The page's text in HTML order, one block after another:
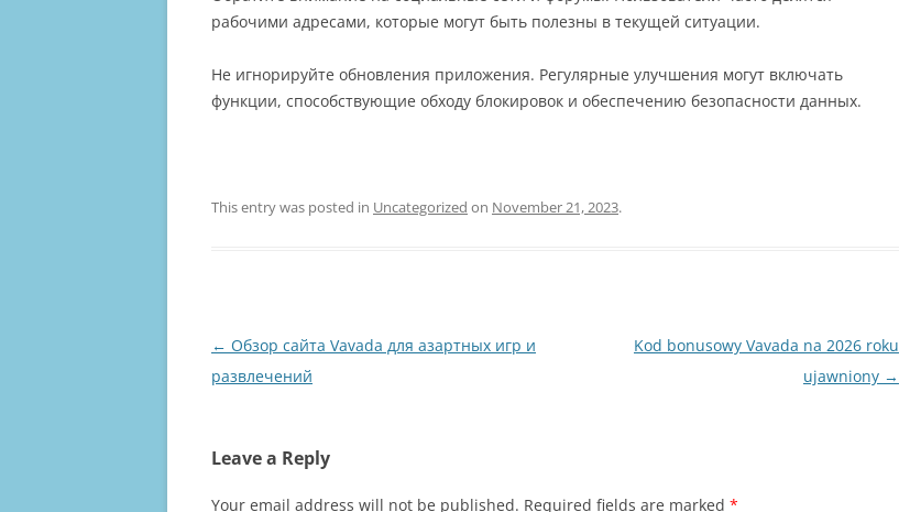
рабочими адресами, которые могут быть полезны в текущей ситуации.
Не игнорируйте обновления приложения. Регулярные улучшения могут включать
функции, способствующие обходу блокировок и обеспечению безопасности данных.
This entry was posted in Uncategorized on November 21, 2023.
Post
navigation
← Обзор сайта Vavada для азартных игр и
развлечений
Kod bonusowy Vavada na 2026 roku
ujawniony →
Leave a Reply
Your email address will not be published. Required fields are marked *